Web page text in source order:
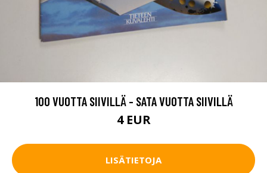
100 VUOTTA SIIVILLÄ - SATA VUOTTA SIIVILLÄ
4 EUR
LISÄTIETOJA